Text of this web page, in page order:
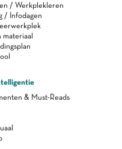
/ Werkplekleren
/ Infodagen
materiaal
& Must-Reads